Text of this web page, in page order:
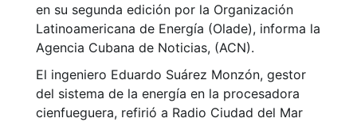
en su segunda edición por la Organización
Latinoamericana de Energía (Olade), informa la
Agencia Cubana de Noticias, (ACN).
El ingeniero Eduardo Suárez Monzón, gestor
del sistema de la energía en la procesadora
cienfueguera, refirió a Radio Ciudad del Mar